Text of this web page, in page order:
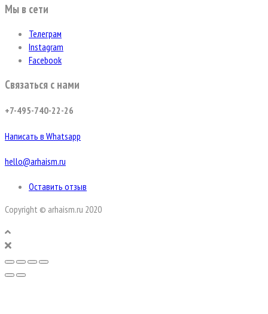
Мы в сети
Телеграм
Instagram
Facebook
Связаться с нами
+7-495-740-22-26
Написать в Whatsapp
hello@arhaism.ru
Оставить отзыв
Copyright © arhaism.ru 2020